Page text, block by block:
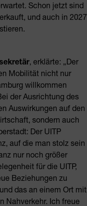
Schon jetzt sind
und auch in 2027
, erklärte: „Der
Mobilität nicht nur
willkommen
der Ausrichtung des
Auswirkungen auf den
sondern auch
Der UITP
auf die man stolz sein
nur noch größer
für die UITP,
Beziehungen zu
das an einem Ort mit
Nahverkehr. Ich freue